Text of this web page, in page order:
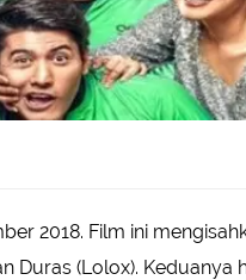
2018. Film ini
Duras (Lolox).